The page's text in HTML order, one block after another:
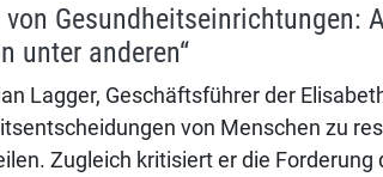
Gesundheitseinrichtungen:
unter anderen“
Lagger, Geschäftsführer der
von Menschen zu
Zugleich kritisiert er die